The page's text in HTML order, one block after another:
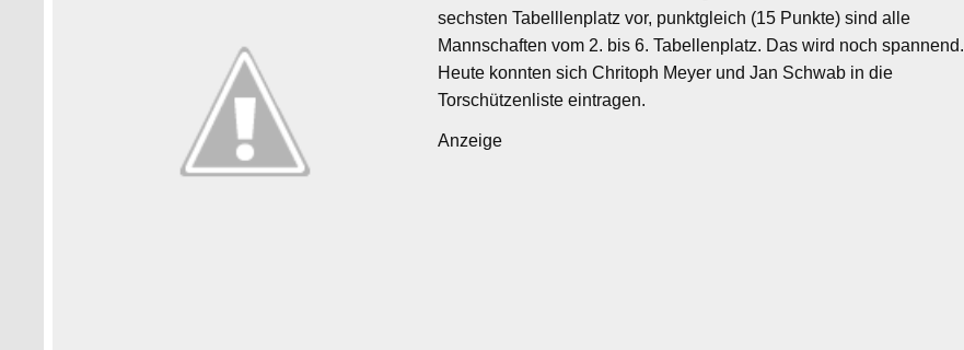
sechsten Tabelllenplatz vor, punktgleich (15 Punkte) sind alle
Mannschaften vom 2. bis 6. Tabellenplatz. Das wird noch spannend.
Heute konnten sich Chritoph Meyer und Jan Schwab in die
Torschützenliste eintragen.
Anzeige